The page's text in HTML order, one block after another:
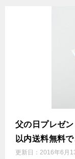
父の日プレゼ
以内送料無料で
更新日： 2016年6月